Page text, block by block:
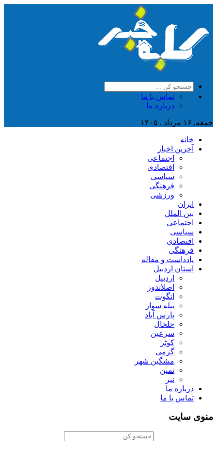
تماس با ما
درباره ما
جمعه, ۱۶ مرداد , ۱۴۰۵
خانه
آخرین اخبار
اجتماعی
اقتصادی
سیاسی
فرهنگی
ورزشی
ایران
بین الملل
اجتماعی
سیاسی
اقتصادی
فرهنگی
یادداشت و مقاله
استان اردبیل
اردبیل
اصلاندوز
انگوت
بیله سوار
پارس آباد
خلخال
سرعین
کوثر
گرمی
مشگین شهر
نمین
نیر
درباره ما
تماس با ما
منوی سایت